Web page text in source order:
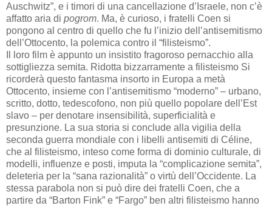
Auschwitz”, e i timori di una cancellazione d’Israele, non c’è
affatto aria di pogrom. Ma, è curioso, i fratelli Coen si
pongono al centro di quello che fu l’inizio dell’antisemitismo
dell’Ottocento, la polemica contro il “filisteismo”.
Il loro film è appunto un insistito fragoroso pernacchio alla
sottigliezza semita. Ridotta bizzarramente a filisteismo Si
ricorderà questo fantasma insorto in Europa a metà
Ottocento, insieme con l’antisemitismo “moderno” – urbano,
scritto, dotto, tedescofono, non più quello popolare dell’Est
slavo – per denotare insensibilità, superficialità e
presunzione. La sua storia si conclude alla vigilia della
seconda guerra mondiale con i libelli antisemiti di Céline,
che al filisteismo, inteso come forma di dominio culturale, di
modelli, influenze e posti, imputa la “complicazione semita”,
deleteria per la “sana razionalità” o virtù dell’Occidente. La
stessa parabola non si può dire dei fratelli Coen, che a
partire da “Barton Fink” e “Fargo” ben altri filisteismo hanno